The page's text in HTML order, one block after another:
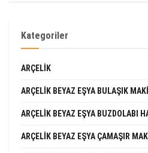
Kategoriler
ARÇELIK
ARÇELIK BEYAZ EŞYA BULAŞIK
ARÇELIK BEYAZ EŞYA BUZDOLABI
ARÇELIK BEYAZ EŞYA ÇAMAŞIR